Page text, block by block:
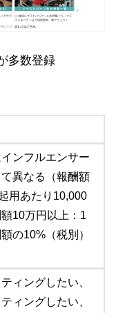
多数登録
ンフルエンサー
異なる（報酬額
用あたり10,000
10万円以上：1
の10%（税別）
ィングしたい、
ィングしたい、